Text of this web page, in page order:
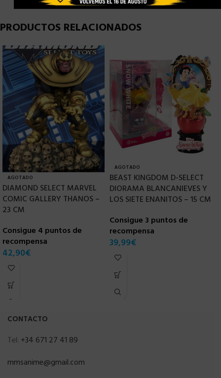
PRODUCTOS RELACIONADOS
AGOTADO
DIAMOND SELECT MARVEL
COMIC GALLERY THANOS –
23 CM
Consigue 4 puntos de
recompensa
42,90€
AGOTADO
BEAST KINGDOM D-SELECT
DIORAMA BLANCANIEVES Y
LOS SIETE ENANITOS – 15 CM
Consigue 3 puntos de
recompensa
39,99€
CONTACTO
Tel: +34 671 27 41 89
mmsanime@gmail.com